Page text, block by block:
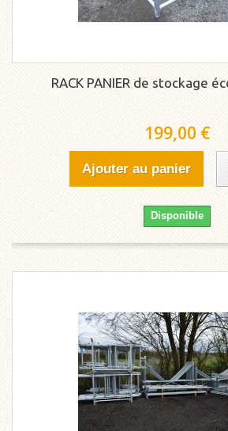
RACK PANIER de stockage
199,00 €
Ajouter au panier
Disponible